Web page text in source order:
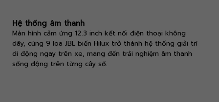
Hệ thống âm thanh
Màn hình cảm ứng 12.3 inch kết nối điện thoại không
dây, cùng 9 loa JBL biến Hilux trở thành hệ thống giải trí
di động ngay trên xe, mang đến trải nghiệm âm thanh
sống động trên từng cây số.